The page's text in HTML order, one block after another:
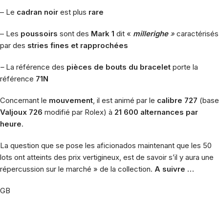
– Le cadran noir est plus rare
– Les poussoirs sont des Mark 1 dit « millerighe» caractérisés
par des stries fines et rapprochées
– La référence des pièces de bouts du bracelet porte la
référence 71N
Concernant le mouvement , il est animé par le calibre 727 (base
Valjoux 726 modifié par Rolex) à 21 600 alternances par
heure.
La question que se pose les aficionados maintenant que les 50
lots ont atteints des prix vertigineux, est de savoir s’il y aura une
répercussion sur le marché » de la collection. A suivre …
GB